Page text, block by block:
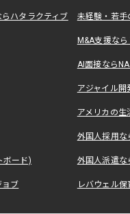
ハタラクティブ 未経験・若手
M&A支援な
AI面接なら
アジャイル
アメリカの
外国人採用
ボード) 外国人派遣な
ョブ レバウェル